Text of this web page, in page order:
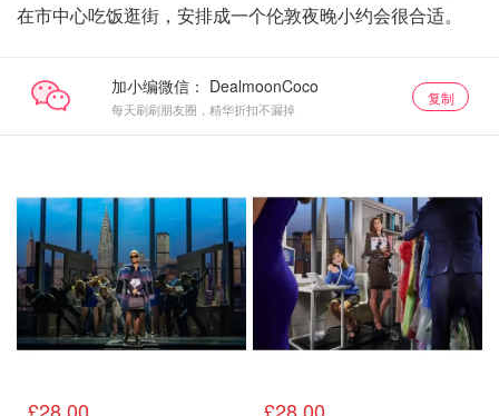
在市中心吃饭逛街，安排成一个伦敦夜晚小约会很合适。
加小编微信：
每天刷刷朋友圈，精华折扣不漏掉
复制